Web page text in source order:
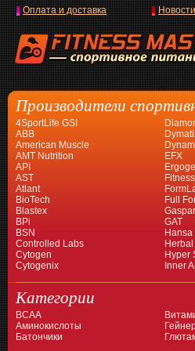
Оплата и доставка Новости
Производители
4SportLife GSI
ABB
American Muscle
AMT Nutrition
API
AST
Atlant
BioTech
Blastex
BPi
BSN
Controlled Labs
Cytogen
Cytogenix
EFX
Full
GAT
Hansa
Hyper
Inner
Категории
BCAA
Аминокислоты
Батончики